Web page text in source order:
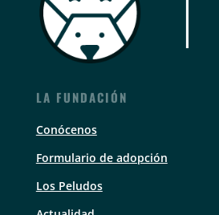
LA FUNDACIÓN
Conócenos
Formulario de adopción
Los Peludos